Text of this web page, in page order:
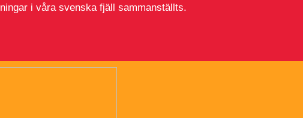
i våra svenska fjäll sammanställts.